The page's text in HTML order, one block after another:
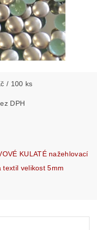
/ 100 ks
50 Kč bez DPH
KULATÉ nažehlovací
textil velikost 5mm